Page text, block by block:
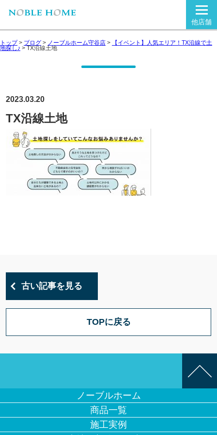
他店舗
トップ> ブログ > ノーブルホーム守谷店 > 【イベント】人気エリア！TX沿線で土
地探し♪ > TX沿線土地
2023.03.20
TX沿線土地
古い記事を見る
TOPに戻る
ノーブルホーム
商品一覧
施工実例